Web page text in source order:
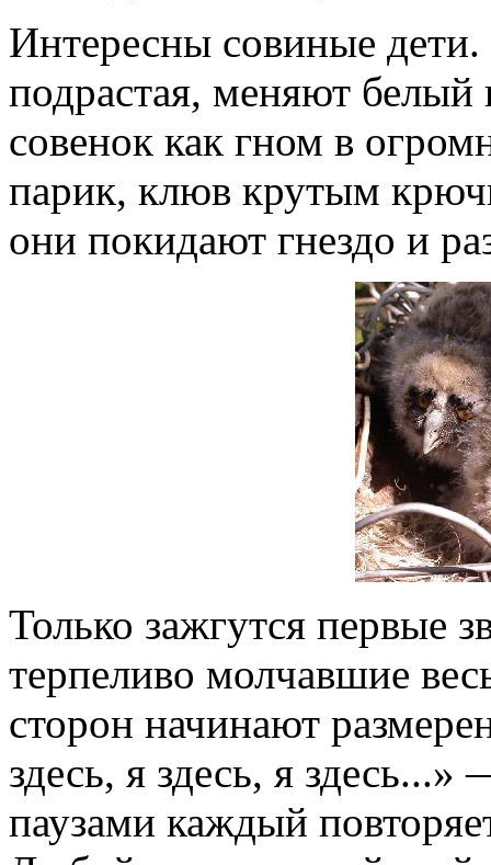
Интересны совиные
подрастая, меняют
совенок как гном в
парик, клюв крутым
они покидают гнездо и
Только зажгутся первые
терпеливо молчавшие
сторон начинают
здесь, я здесь, я
паузами каждый